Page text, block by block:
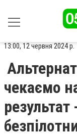
13:00, 12 червня 2024 р.
чекаємо